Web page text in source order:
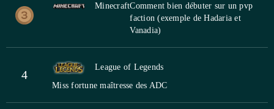
MinecraftComment bien débuter sur un pvp
faction (exemple de Hadaria et
Vanadia)
4
League of Legends
Miss fortune maîtresse des ADC